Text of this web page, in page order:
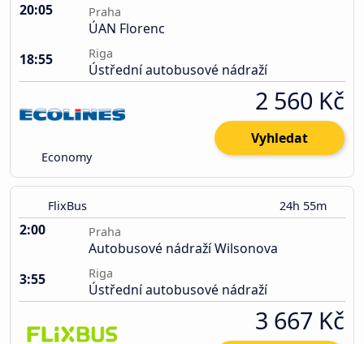
20:05 Praha
ÚAN Florenc
18:55
Riga
Ústřední autobusové nádraží
Economy
2 560 Kč
Vyhledat
FlixBus 24h 55m
2:00 Praha
Autobusové nádraží Wilsonova
3:55
Riga
Ústřední autobusové nádraží
3 667 Kč